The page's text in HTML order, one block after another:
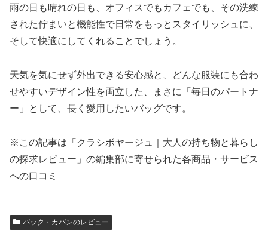
雨の日も晴れの日も、オフィスでもカフェでも、その洗練
された佇まいと機能性で日常をもっとスタイリッシュに、
そして快適にしてくれることでしょう。
天気を気にせず外出できる安心感と、どんな服装にも合わ
せやすいデザイン性を両立した、まさに「毎日のパートナ
ー」として、長く愛用したいバッグです。
※この記事は「クラシボヤージュ｜大人の持ち物と暮らし
の探求レビュー」の編集部に寄せられた各商品・サービス
への口コミ
バック・カバンのレビュー